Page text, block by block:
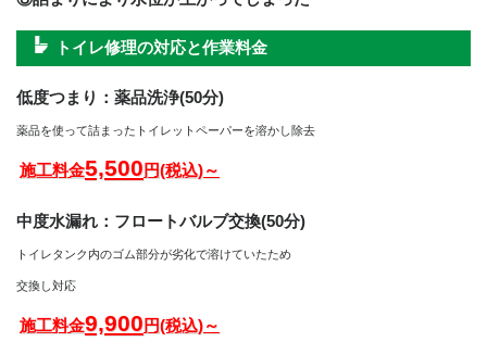
トイレ修理の対応と作業料金
低度つまり：薬品洗浄(50分)
薬品を使って詰まったトイレットペーパーを溶かし除去
施工料金5,500円(税込)～
中度水漏れ：フロートバルブ交換(50分)
トイレタンク内のゴム部分が劣化で溶けていたため
交換し対応
施工料金9,900円(税込)～